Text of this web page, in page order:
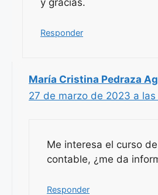
y gracias.
Responder
María Cristina Pedraza
27 de marzo de 2023 a
Me interesa el curso
contable, ¿me da
Responder